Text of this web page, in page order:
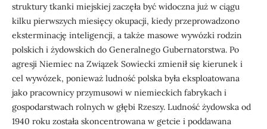
struktury tkanki miejskiej zaczęła być widoczna już w ciągu
kilku pierwszych miesięcy okupacji, kiedy przeprowadzono
eksterminację inteligencji, a także masowe wywózki rodzin
polskich i żydowskich do Generalnego Gubernatorstwa. Po
agresji Niemiec na Związek Sowiecki zmienił się kierunek i
cel wywózek, ponieważ ludność polska była eksploatowana
jako pracownicy przymusowi w niemieckich fabrykach i
gospodarstwach rolnych w głębi Rzeszy. Ludność żydowska od
1940 roku została skoncentrowana w getcie i poddawana